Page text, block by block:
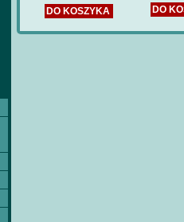
DO KOSZYKA DO